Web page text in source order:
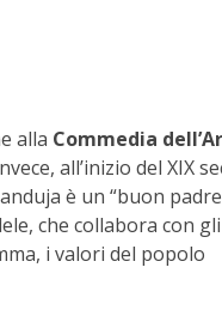
alla Commedia
all’inizio del XIX
è un “buon
che collabora con gli
i valori del popolo